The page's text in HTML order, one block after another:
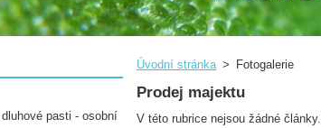
Úvodní stránka > Fotogalerie
Prodej majektu
V této rubrice nejsou žádné články.
pasti - osobní